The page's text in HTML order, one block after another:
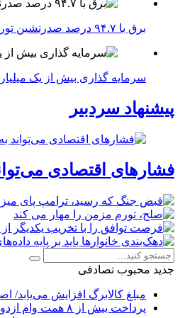
برق با ۹۴.۷ درصد صدرنشین تورم تابستانی!
سرمایه گذاری بیش از یک
پیشنهاد سردبیر
فشارهای اقتصادی
جدید محبوب تصادفی
مبلغ کالابرگ افزایش می‌یابد/
پرداخت بیش از ۸ همت وام ازدواج به زوج‌های جوان توسط بانک ملی ایران